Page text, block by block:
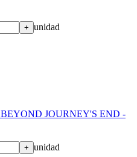
+ unidad
JOURNEY'S END -
+ unidad